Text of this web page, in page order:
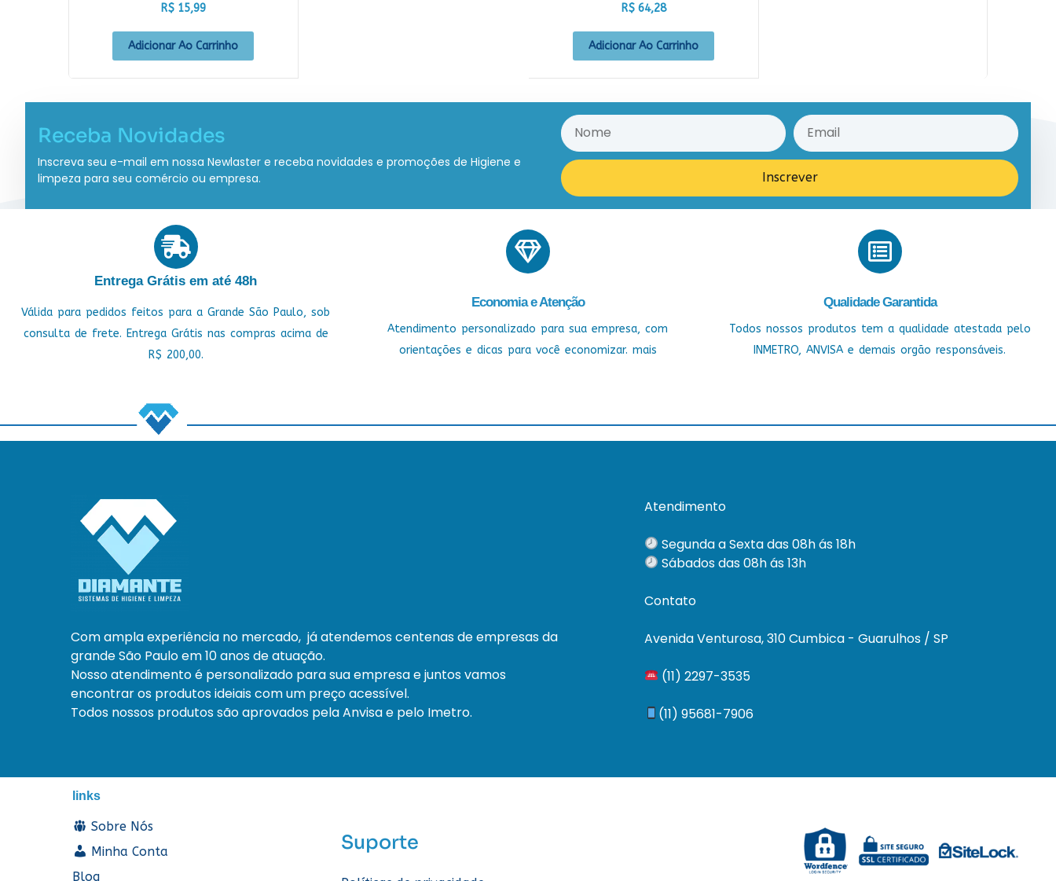
R$15,99
Adicionar Ao Carrinho
R$64,28
Adicionar Ao Carrinho
Receba Novidades
Inscreva seu e-mail em nossa Newlaster e receba novidades e promoções de Higiene e
limpeza para seu comércio ou empresa.
Inscrever
Entrega Grátis em até 48h
Válida para pedidos feitos para a Grande São Paulo, sob
consulta de frete. Entrega Grátis nas compras acima de
R$ 200,00.
Economia e Atenção
Atendimento personalizado para sua empresa, com
orientações e dicas para você economizar. mais
Qualidade Garantida
Todos nossos produtos tem a qualidade atestada pelo
INMETRO, ANVISA e demais orgão responsáveis.
Com ampla experiência no mercado, já atendemos centenas de empresas da
grande São Paulo em 10 anos de atuação.
Nosso atendimento é personalizado para sua empresa e juntos vamos
encontrar os produtos ideiais com um preço acessível.
Todos nossos produtos são aprovados pela Anvisa e pelo Imetro.
Atendimento
Segunda a Sexta das 08h ás 18h
Sábados das 08h ás 13h
Contato
Avenida Venturosa, 310 Cumbica - Guarulhos / SP
(11) 2297-3535
(11) 95681-7906
links
Sobre Nós
Minha Conta
Blog
Suporte